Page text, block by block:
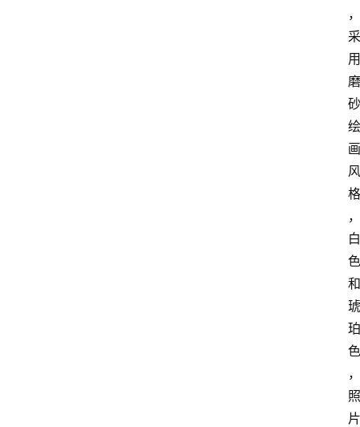
，
采
用
磨
砂
绘
画
风
格
，
白
色
和
琥
珀
色
，
照
片